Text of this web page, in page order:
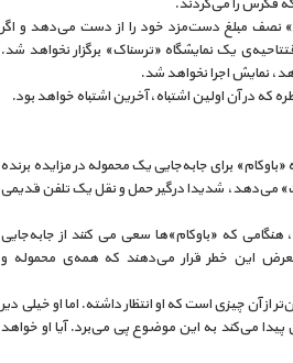
نصف مبلغ دست‌مزد خود را از دست می‌دهد و اگر
یک نمایشگاه «ترسناک» برگزار نخواهد شد.
نمایش اجرا نخواهد شد.
که در آن اولین اشتباه، آخرین اشتباه خواهد بود.
برای جا‌به‌جایی یک محموله در مزایده برنده
شدیدا درگیر حمل و نقل یک تلفن قدیمی
که «باوکام»‌ها سعی می کنند از جا‌به‌جایی
این خطر قرار می‌دهند که همه‌ی محموله و
آن چیزی است که او انتظار داشته. اما او خیلی دیر
پیدا می‌کند به این موضوع پی می‌برد. آیا او خواهد